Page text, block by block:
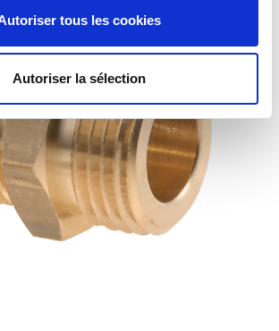
tous les cookies
Autoriser la sélection